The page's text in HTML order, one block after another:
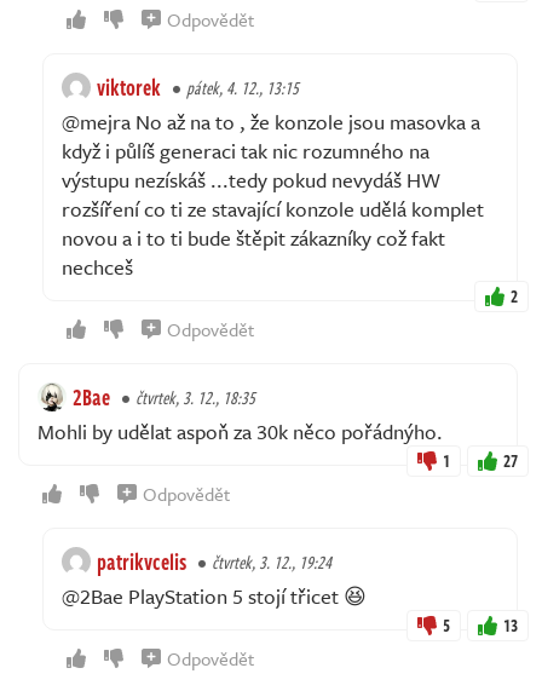
Odpovědět
viktorek pátek, 4. 12., 13:15
@mejra No až na to , že konzole jsou masovka a
když i půlíš generaci tak nic rozumného na
výstupu nezískáš ...tedy pokud nevydáš HW
rozšíření co ti ze stavající konzole udělá komplet
novou a i to ti bude štěpit zákazníky což fakt
nechceš
2
Odpovědět
2Bae čtvrtek, 3. 12., 18:35
Mohli by udělat aspoň za 30k něco pořádnýho.
1 27
Odpovědět
patrikvcelis čtvrtek, 3. 12., 19:24
@2Bae PlayStation 5 stojí třicet 😆
5 13
Odpovědět